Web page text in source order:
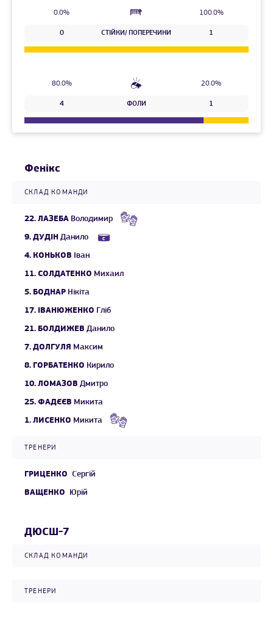
0.0% 100.0%
0 СТІЙКИ/ ПОПЕРЕЧИНИ 1
80.0% 20.0%
4 ФОЛИ 1
Фенікс
СКЛАД КОМАНДИ
22. ЛАЗЕБА Володимир
9. ДУДІН Данило
4. КОНЬКОВ Іван
11. СОЛДАТЕНКО Михаил
5. БОДНАР Нікіта
17. ІВАНЮЖЕНКО Гліб
21. БОЛДИЖЕВ Данило
7. ДОЛГУЛЯ Максим
8. ГОРБАТЕНКО Кирило
10. ЛОМАЗОВ Дмитро
25. ФАДЄЄВ Микита
1. ЛИСЕНКО Микита
ТРЕНЕРИ
ГРИЦЕНКО Сергій
ВАЩЕНКО Юрій
ДЮСШ-7
СКЛАД КОМАНДИ
ТРЕНЕРИ